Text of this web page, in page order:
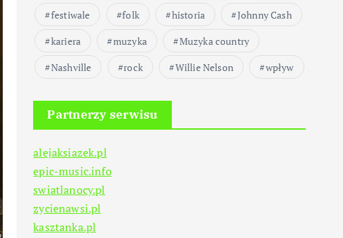
festiwale
folk historia
Johnny Cash
kariera
muzyka
Muzyka country
Nashville
rock Willie Nelson wpływ
Partnerzy serwisu
alejaksiazek.pl
epic-music.info
swiatlanocy.pl
zycienawsi.pl
kasztanka.pl